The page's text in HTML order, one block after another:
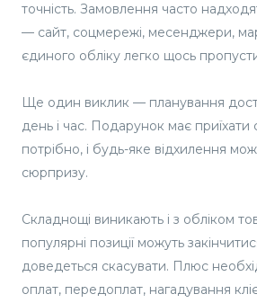
точність. Замовлення часто
— сайт, соцмережі, месенджери,
єдиного обліку легко щось
Ще один виклик — планування
день і час. Подарунок має приїхати
потрібно, і будь-яке відхилення
сюрпризу.
Складнощі виникають і з обліком
популярні позиції можуть
доведеться скасувати. Плюс
оплат, передоплат, нагадування